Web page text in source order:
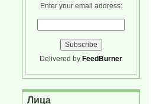
Enter your email address:
Delivered by FeedBurner
Лица